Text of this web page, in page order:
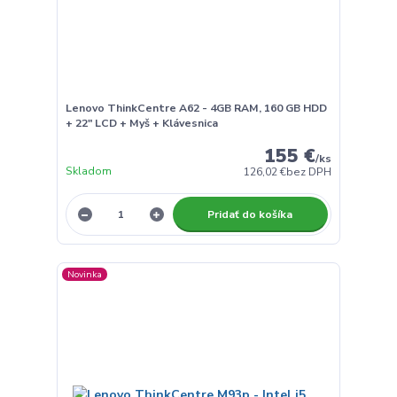
Lenovo ThinkCentre A62 - 4GB RAM, 160 GB HDD
+ 22" LCD + Myš + Klávesnica
155 €/ks
126,02 €bez DPH
Skladom
Pridať do košíka
Novinka